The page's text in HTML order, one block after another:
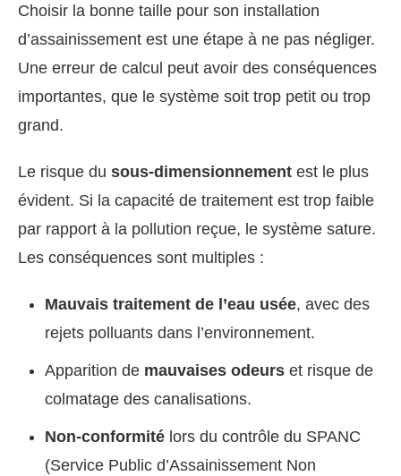
Choisir la bonne taille pour son installation
d’assainissement est une étape à ne pas négliger.
Une erreur de calcul peut avoir des conséquences
importantes, que le système soit trop petit ou trop
grand.
Le risque du sous-dimensionnement est le plus
évident. Si la capacité de traitement est trop faible
par rapport à la pollution reçue, le système sature.
Les conséquences sont multiples :
Mauvais traitement de l’eau usée, avec des
rejets polluants dans l’environnement.
Apparition de mauvaises odeurs et risque de
colmatage des canalisations.
Non-conformité lors du contrôle du SPANC
(Service Public d’Assainissement Non